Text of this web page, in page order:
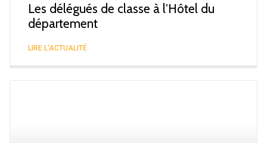
Les délégués de classe à l’Hôtel du
département
LIRE L'ACTUALITÉ